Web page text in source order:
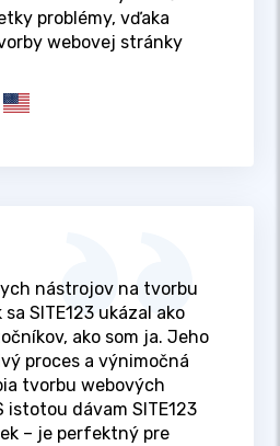
problémy, vďaka
webovej stránky
nástrojov na tvorbu
SITE123 ukázal ako
ako som ja. Jeho
proces a výnimočná
tvorbu webových
istotou dávam SITE123
– je perfektný pre